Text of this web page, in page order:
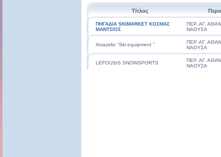
Τίτλος
ΠΗΓΑΔΙΑ SKIMARKET ΚΟΣΜΑΣ
ΜΑΝΤΣΙΟΣ
ΠΕΡ. ΑΓ.
ΝΑΟΥΣΑ
Aivazidis ''Ski equipment "
ΠΕΡ. ΑΓ.
ΝΑΟΥΣΑ
LEFOUSIS SNOWSPORTS
ΠΕΡ. ΑΓ.
ΝΑΟΥΣΑ